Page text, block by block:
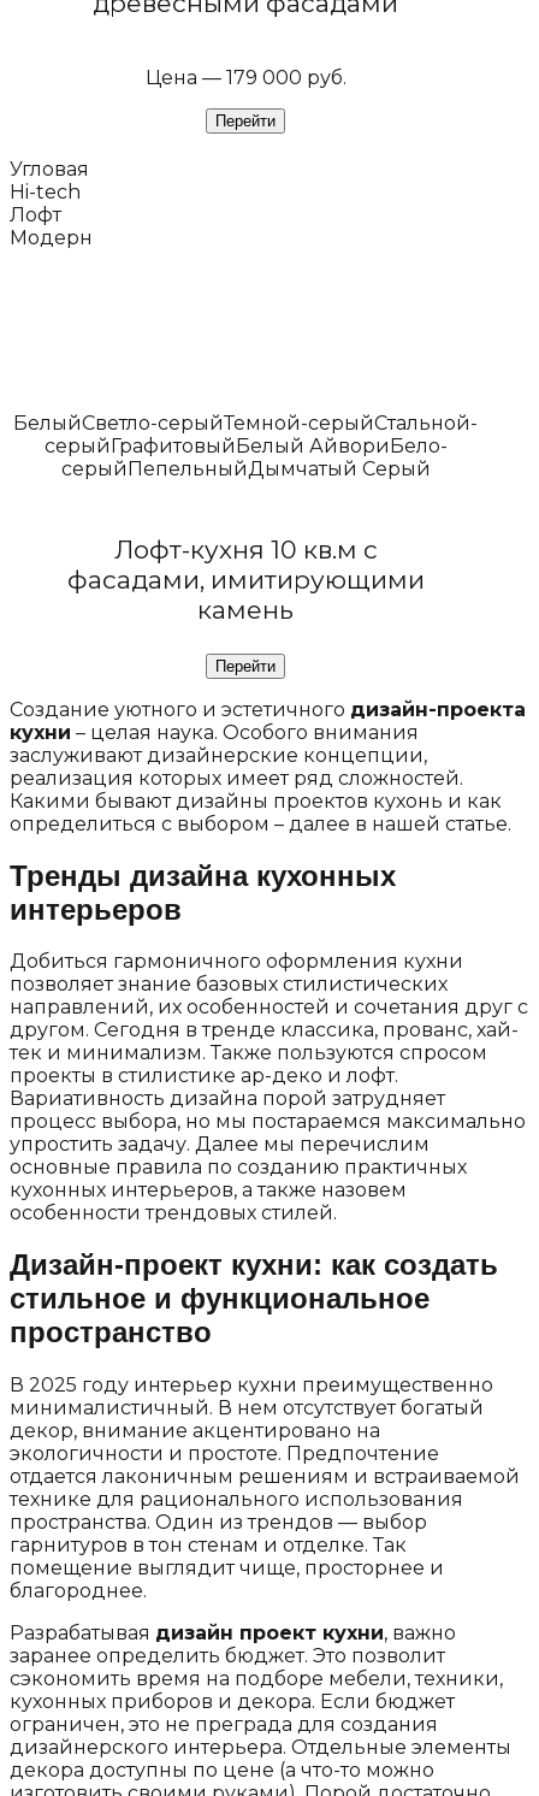
Цена — 179 000 руб.
Угловая
Hi-tech
Лофт
Модерн
БелыйСветло-серыйТемной-серыйСтальной-
серыйГрафитовыйБелый АйвориБело-
серыйПепельныйДымчатый Серый
Лофт-кухня 10 кв.м с
фасадами, имитирующими
камень
Создание уютного и эстетичного дизайн-проекта
кухни – целая наука. Особого внимания
заслуживают дизайнерские концепции,
реализация которых имеет ряд сложностей.
Какими бывают дизайны проектов кухонь и как
определиться с выбором – далее в нашей статье.
Тренды дизайна кухонных
интерьеров
Добиться гармоничного оформления кухни
позволяет знание базовых стилистических
направлений, их особенностей и сочетания друг с
другом. Сегодня в тренде классика, прованс, хай-
тек и минимализм. Также пользуются спросом
проекты в стилистике ар-деко и лофт.
Вариативность дизайна порой затрудняет
процесс выбора, но мы постараемся максимально
упростить задачу. Далее мы перечислим
основные правила по созданию практичных
кухонных интерьеров, а также назовем
особенности трендовых стилей.
Дизайн-проект кухни: как создать
стильное и функциональное
пространство
В 2025 году интерьер кухни преимущественно
минималистичный. В нем отсутствует богатый
декор, внимание акцентировано на
экологичности и простоте. Предпочтение
отдается лаконичным решениям и встраиваемой
технике для рационального использования
пространства. Один из трендов — выбор
гарнитуров в тон стенам и отделке. Так
помещение выглядит чище, просторнее и
благороднее.
Разрабатывая дизайн проект кухни, важно
заранее определить бюджет. Это позволит
сэкономить время на подборе мебели, техники,
кухонных приборов и декора. Если бюджет
ограничен, это не преграда для создания
дизайнерского интерьера. Отдельные элементы
декора доступны по цене (а что-то можно